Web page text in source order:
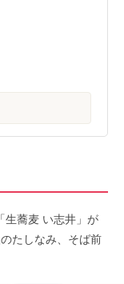
生蕎麦 い志井」が
たしなみ、そば前